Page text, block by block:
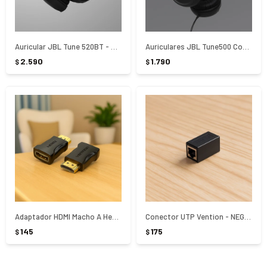
$ 2.590 $1.790
$145 $175